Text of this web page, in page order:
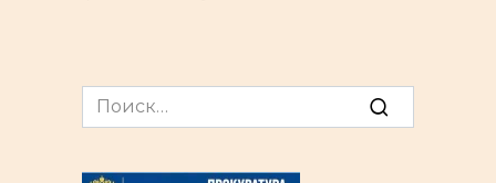
Search
for: